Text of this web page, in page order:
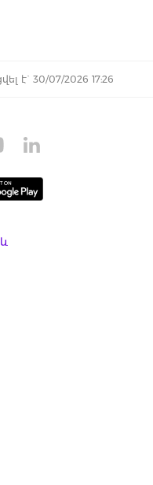
է` 30/07/2026 17:26